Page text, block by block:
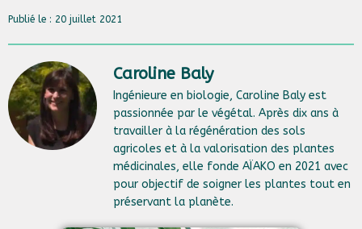
Publié le : 20 juillet 2021
Caroline Baly
Ingénieure en biologie, Caroline Baly est
passionnée par le végétal. Après dix ans à
travailler à la régénération des sols
agricoles et à la valorisation des plantes
médicinales, elle fonde AÏAKO en 2021 avec
pour objectif de soigner les plantes tout en
préservant la planète.